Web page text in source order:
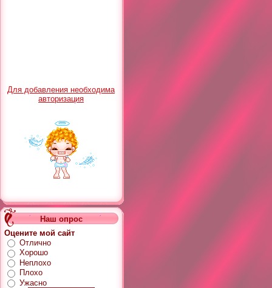
Для добавления необходима
авторизация
Наш опрос
Оцените мой сайт
Отлично
Хорошо
Неплохо
Плохо
Ужасно